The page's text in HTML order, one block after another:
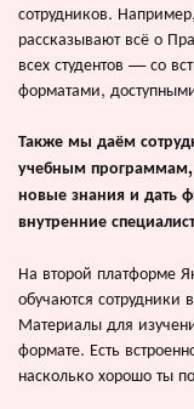
сотрудников.
рассказывают всё о
всех студентов — со
форматами,
Также мы даём
учебным программам,
новые знания и дать
внутренние
На второй платформе
обучаются сотрудники
Материалы для
формате. Есть
насколько хорошо ты